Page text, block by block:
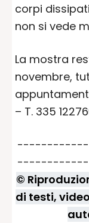
corpi
non si vede
La mostra
novembre,
– T. 335
©
di testi,